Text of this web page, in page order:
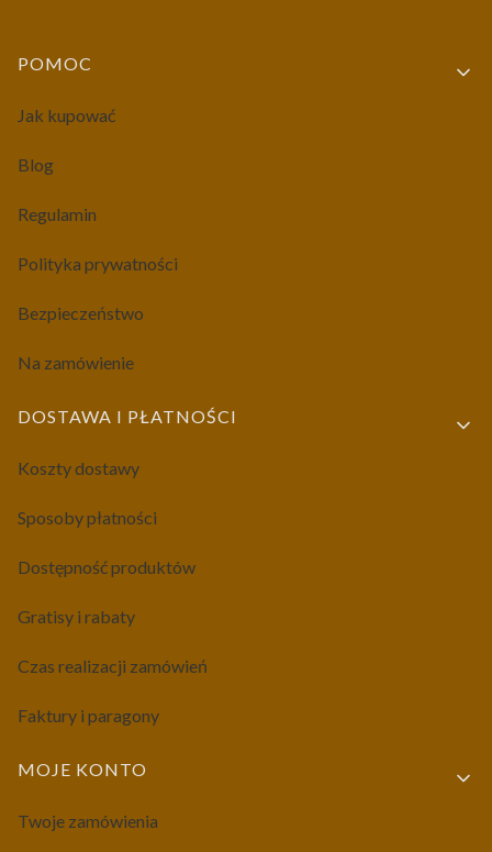
Linki w stopce
POMOC
Jak kupować
Blog
Regulamin
Polityka prywatności
Bezpieczeństwo
Na zamówienie
DOSTAWA I PŁATNOŚCI
Koszty dostawy
Sposoby płatności
Dostępność produktów
Gratisy i rabaty
Czas realizacji zamówień
Faktury i paragony
MOJE KONTO
Twoje zamówienia